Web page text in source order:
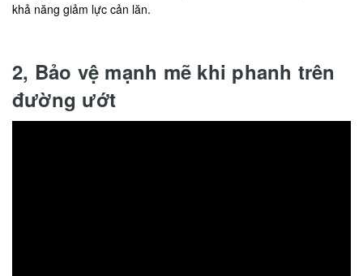
khả năng giảm lực cản lăn.
2, Bảo vệ mạnh mẽ khi phanh trên
đường ướt